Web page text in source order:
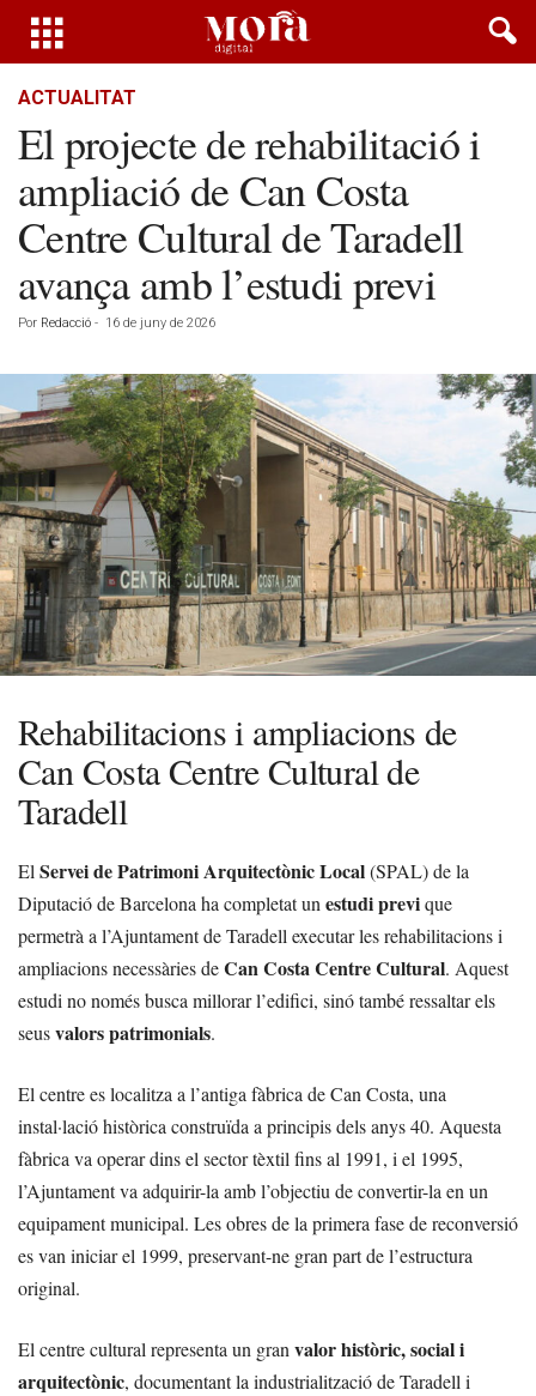
ACTUALITAT
El projecte de rehabilitació i
ampliació de Can Costa
Centre Cultural de Taradell
avança amb l’estudi previ
Por Redacció - 16 de juny de 2026
Rehabilitacions i ampliacions de
Can Costa Centre Cultural de
Taradell
El Servei de Patrimoni Arquitectònic Local(SPAL) de la
Diputació de Barcelona ha completat un estudi previque
permetrà a l’Ajuntament de Taradell executar les rehabilitacions i
ampliacions necessàries deCan Costa Centre Cultural. Aquest
estudi no només busca millorar l’edifici, sinó també ressaltar els
seusvalors patrimonials.
El centre es localitza a l’antiga fàbrica de Can Costa, una
instal·lació històrica construïda a principis dels anys 40. Aquesta
fàbrica va operar dins el sector tèxtil fins al 1991, i el 1995,
l’Ajuntament va adquirir-la amb l’objectiu de convertir-la en un
equipament municipal. Les obres de la primera fase de reconversió
es van iniciar el 1999, preservant-ne gran part de l’estructura
original.
El centre cultural representa un gran valor històric, social i
arquitectònic, documentant la industrialització de Taradell i